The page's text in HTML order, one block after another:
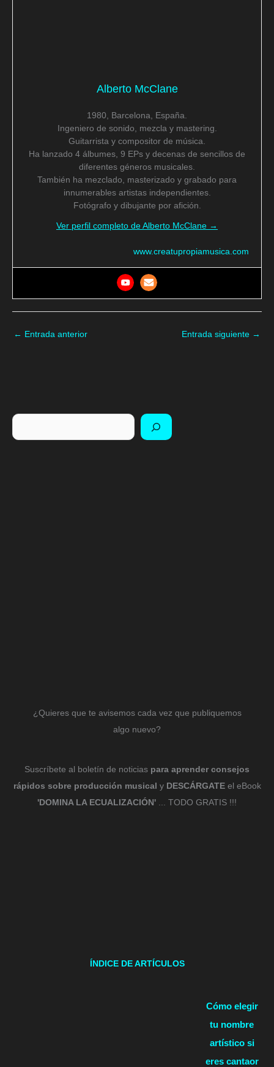
Alberto McClane
1980, Barcelona, España.
Ingeniero de sonido, mezcla y mastering.
Guitarrista y compositor de música.
Ha lanzado 4 álbumes, 9 EPs y decenas de sencillos de
diferentes géneros musicales.
También ha mezclado, masterizado y grabado para
innumerables artistas independientes.
Fotógrafo y dibujante por afición.
Ver perfil completo de Alberto McClane →
www.creatupropiamusica.com
← Entrada anterior Entrada siguiente →
Buscar
¿Quieres que te avisemos cada vez que publiquemos
algo nuevo?
Suscríbete al boletín de noticias para aprender consejos
rápidos sobre producción musical y DESCÁRGATEel eBook
'DOMINA LA ECUALIZACIÓN' ... TODO GRATIS !!!
ÍNDICE DE ARTÍCULOS
Cómo elegir
tu nombre
artístico si
eres cantaor